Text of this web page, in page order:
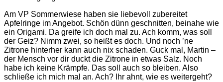
Am VP Sommerwiese haben sie liebevoll zubereitet
Apfelringe im Angebot. Schön dünn geschnitten, beinahe wie
ein Origami. Da greife ich doch mal zu. Ach komm, was soll
der Geiz? Nimm zwei, so heißt es doch. Und noch ’ne
Zitrone hinterher kann auch nix schaden. Guck mal, Martin –
der Mensch vor dir duckt die Zitrone in etwas Salz. Noch
habe ich keine Krämpfe. Das soll auch so bleiben. Also
schließe ich mich mal an. Ach? Ihr ahnt, wie es weitergeht?